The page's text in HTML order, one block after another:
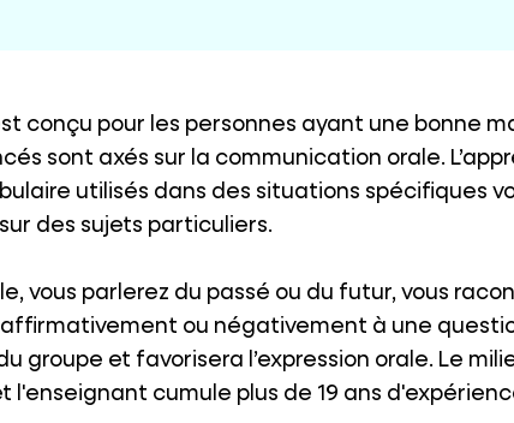
conçu pour les personnes ayant une bonne
sont axés sur la communication orale.
utilisés dans des situations spécifiques
des sujets particuliers.
vous parlerez du passé ou du futur, vous
ou négativement à une
groupe et favorisera l’expression orale. Le
l'enseignant cumule plus de 19 ans